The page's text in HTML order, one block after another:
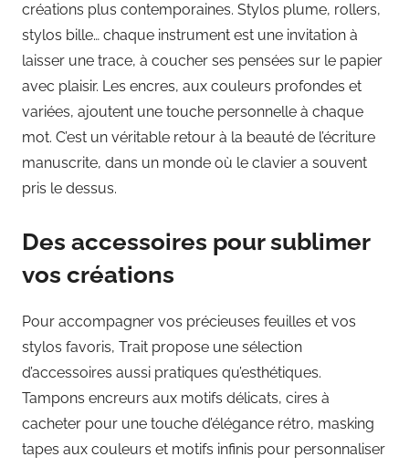
créations plus contemporaines. Stylos plume, rollers,
stylos bille… chaque instrument est une invitation à
laisser une trace, à coucher ses pensées sur le papier
avec plaisir. Les encres, aux couleurs profondes et
variées, ajoutent une touche personnelle à chaque
mot. C’est un véritable retour à la beauté de l’écriture
manuscrite, dans un monde où le clavier a souvent
pris le dessus.
Des accessoires pour sublimer
vos créations
Pour accompagner vos précieuses feuilles et vos
stylos favoris, Trait propose une sélection
d’accessoires aussi pratiques qu’esthétiques.
Tampons encreurs aux motifs délicats, cires à
cacheter pour une touche d’élégance rétro, masking
tapes aux couleurs et motifs infinis pour personnaliser